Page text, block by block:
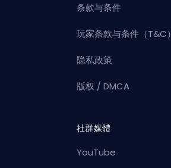
条款与条件
玩家条款与条件（T&C）
隐私政策
版权 / DMCA
社群媒體
YouTube